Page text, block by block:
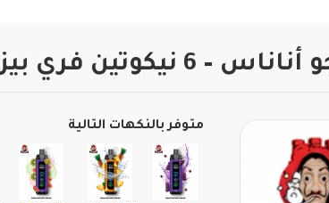
متوفر بالنكهات التالية